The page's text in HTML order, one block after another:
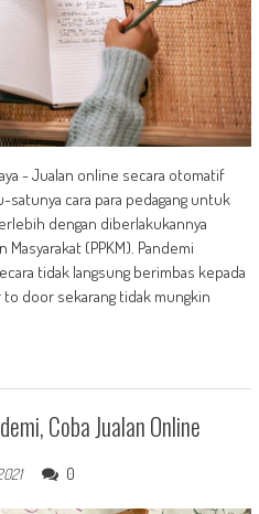
- Jualan online secara otomatif
cara para pedagang untuk
dengan diberlakukannya
(PPKM). Pandemi
tidak langsung berimbas kepada
door sekarang tidak mungkin
Coba Jualan Online
0